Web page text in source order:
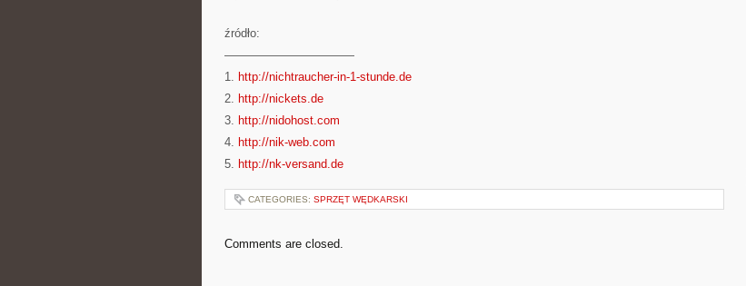
źródło:
———————————
1. http://nichtraucher-in-1-stunde.de
2. http://nickets.de
3. http://nidohost.com
4. http://nik-web.com
5. http://nk-versand.de
CATEGORIES: SPRZĘT WĘDKARSKI
Comments are closed.